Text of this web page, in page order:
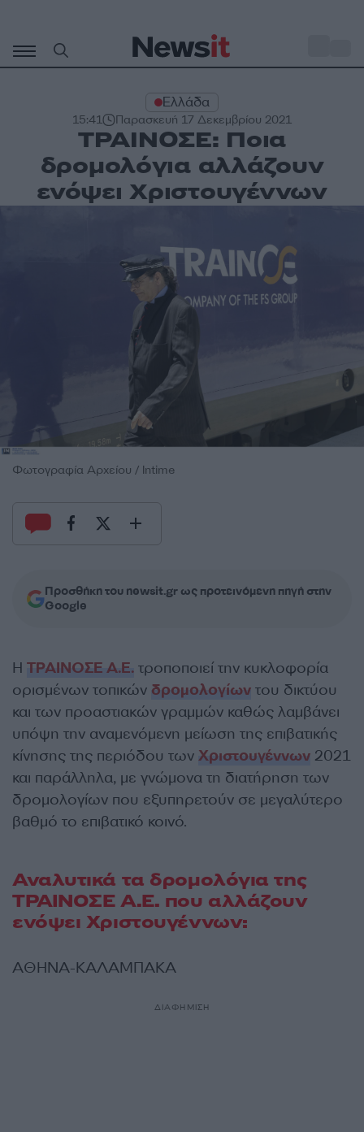
περιεχόμενο
Ελλάδα
15:41 Παρασκευή 17 Δεκεμβρίου 2021
ΤΡΑΙΝΟΣΕ: Ποια
δρομολόγια αλλάζουν
ενόψει Χριστουγέννων
Φωτογραφία Αρχείου / Intime
Προσθήκη του newsit.gr ως προτεινόμενη πηγή στην
Google
Η ΤΡΑΙΝΟΣΕ Α.Ε. τροποποιεί την κυκλοφορία
ορισμένων τοπικών δρομολογίων του δικτύου
και των προαστιακών γραμμών καθώς λαμβάνει
υπόψη την αναμενόμενη μείωση της επιβατικής
κίνησης της περιόδου των Χριστουγέννων 2021
και παράλληλα, με γνώμονα τη διατήρηση των
δρομολογίων που εξυπηρετούν σε μεγαλύτερο
βαθμό το επιβατικό κοινό.
Αναλυτικά τα δρομολόγια της
ΤΡΑΙΝΟΣΕ Α.Ε. που αλλάζουν
ενόψει Χριστουγέννων:
ΑΘΗΝΑ-ΚΑΛΑΜΠΑΚΑ
ΔΙΑΦΗΜΙΣΗ